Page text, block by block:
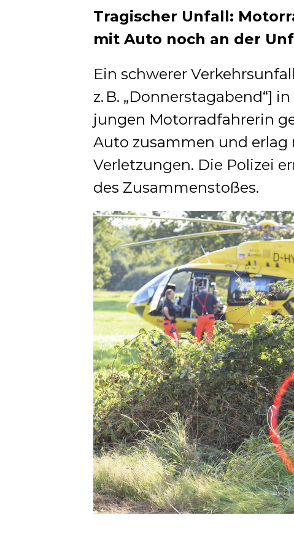
Tragischer Unfall:
mit Auto noch an der
Ein schwerer
z. B. „Donnerstagabend“]
jungen Motorradfahrerin
Auto zusammen und
Verletzungen. Die Polizei
des Zusammenstoßes.